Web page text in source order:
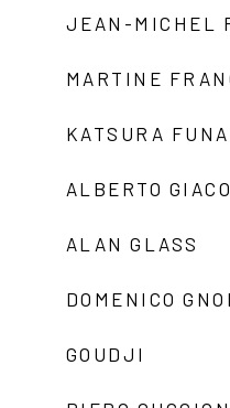
JEAN-MICHEL
MARTINE
KATSURA
ALBERTO
ALAN GLASS
DOMENICO
GOUDJI